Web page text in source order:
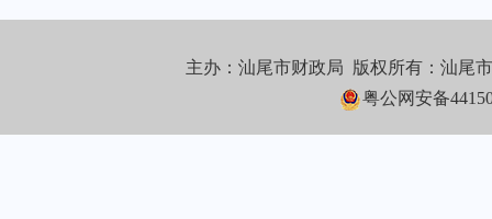
主办：汕尾市财政局 版权所有：汕尾
粤公网安备